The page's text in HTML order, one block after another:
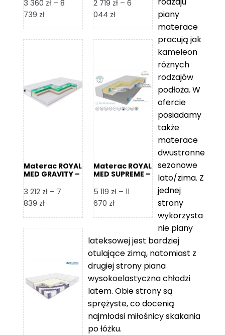
3 360 zł – 8
739 złZakres
od
8
739 zł
2 719 zł – 6
044 złZakres
od
6
044 zł
Materac ROYAL
MED GRAVITY –
3 212 zł – 7
839 złZakres
od
839 zł
Materac ROYAL
MED SUPREME –
5 119 zł – 11
670 złZakres
5
119 zł
do
670 zł
piany
materace
pracują jak
kameleon
różnych
rodzajów
podłoża. W
ofercie
posiadamy
także
materace
dwustronne
sezonowe
lato/zima. Z
jednej
strony
wykorzysta
nie piany
lateksowej jest bardziej
otulające zimą, natomiast z
drugiej strony piana
wysokoelastyczna chłodzi
latem. Obie strony są
sprężyste, co docenią
najmłodsi miłośnicy skakania
po łóżku.